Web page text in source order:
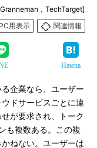
，TechTarget]
PC用表示
関連情報
Hatena
企業なら、ユーザー
ドサービスごとに違
が要求され、トーク
も複数ある。この複
ねない。ユーザーは